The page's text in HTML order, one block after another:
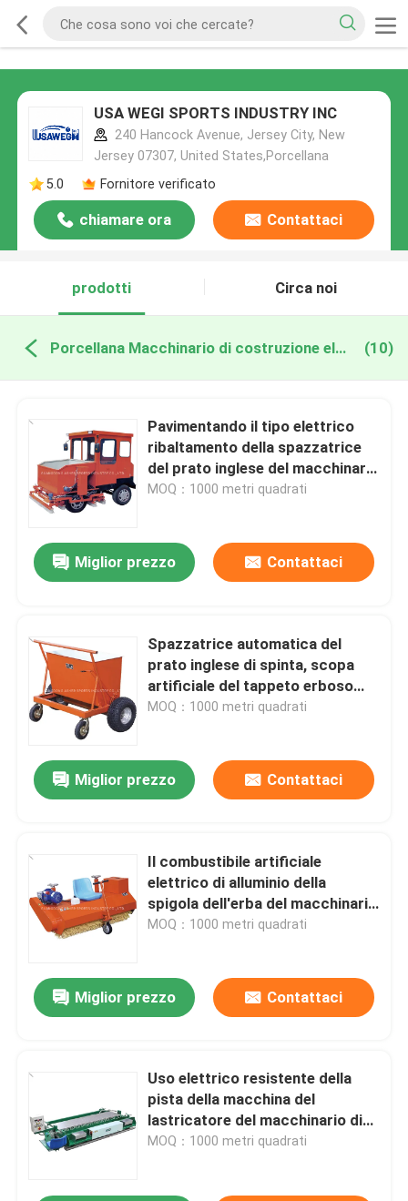
USA WEGI SPORTS INDUSTRY INC
240 Hancock Avenue, Jersey City, New
Jersey 07307, United States,Porcellana
5.0
Fornitore verificato
chiamare ora Contattaci
prodotti Circa noi
Porcellana Macchinario di costruzione elettrico (10)
Pavimentando il tipo elettrico
ribaltamento della spazzatrice
del prato inglese del macchinario
di costruzione di funzione per
MOQ：1000 metri quadrati
Miglior prezzo Contattaci
Spazzatrice automatica del
prato inglese di spinta, scopa
artificiale del tappeto erboso
che pavimenta uso
MOQ：1000 metri quadrati
Miglior prezzo Contattaci
Il combustibile artificiale
elettrico di alluminio della
spigola dell'erba del macchinario
di costruzione ha alimentato
MOQ：1000 metri quadrati
Miglior prezzo Contattaci
Uso elettrico resistente della
pista della macchina del
lastricatore del macchinario di
costruzione piccolo
MOQ：1000 metri quadrati